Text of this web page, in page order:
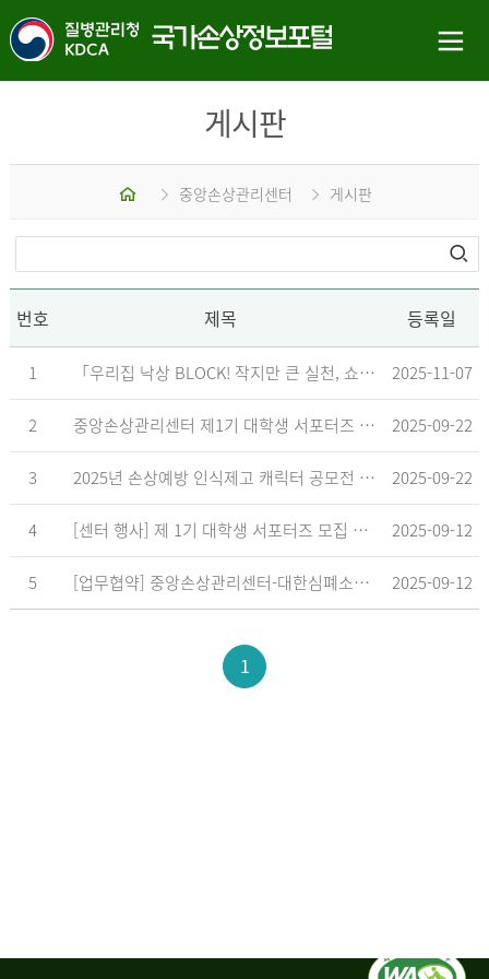
게시판
중앙손상관리센터 게시판
번호 제목 등록일
1 「우리집 낙상 BLOCK! 작지만 큰 실천, 쇼츠 챌린지」 수상작 발표 2025-11-07
2 중앙손상관리센터 제1기 대학생 서포터즈 합격자 발표 2025-09-22
3 2025년 손상예방 인식제고 캐릭터 공모전 결과발표 지연 안내 2025-09-22
4 [센터 행사] 제 1기 대학생 서포터즈 모집 공고 2025-09-12
5 [업무협약] 중앙손상관리센터-대한심폐소생협회, 학교현장 CPR 교육 확대 위한 업무협약 체결 2025-09-12
1